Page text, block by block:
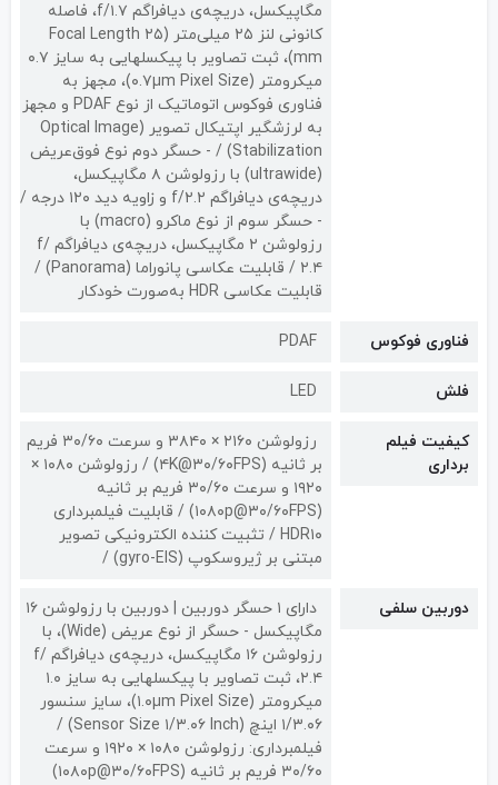
مگاپیکسل، دریچه‌ی دیافراگم f/۱.۷، فاصله
کانونی لنز ۲۵ میلی‌متر (Focal Length ۲۵
mm)، ثبت تصاویر با پیکسل‎هایی به سایز ۰.۷
میکرومتر (۰.۷µm Pixel Size)، مجهز به
فناوری فوکوس اتوماتیک از نوع PDAF و مجهز
به لرزشگیر اپتیکال تصویر (Optical Image
Stabilization) / - حسگر دوم نوع فوق‌عریض
(ultrawide) با رزولوشن ۸ مگاپیکسل،
دریچه‌ی دیافراگم f/۲.۲ و زاویه دید ۱۲۰ درجه /
- حسگر سوم از نوع ماکرو (macro) با
رزولوشن ۲ مگاپیکسل، دریچه‌ی دیافراگم f/
۲.۴ / قابلیت عکاسی پانوراما (Panorama) /
قابلیت عکاسی HDR به‌صورت خودکار
فناوری فوکوس PDAF
فلش LED
کیفیت فیلم
برداری
رزولوشن ۲۱۶۰ × ۳۸۴۰ و سرعت ۳۰/۶۰ فریم
بر ثانیه (۴K@۳۰/۶۰FPS) / رزولوشن ۱۰۸۰ ×
۱۹۲۰ و سرعت ۳۰/۶۰ فریم بر ثانیه
(۱۰۸۰p@۳۰/۶۰FPS) / قابلیت فیلمبرداری
HDR۱۰ / تثبیت کننده الکترونیکی تصویر
مبتنی بر ژیروسکوپ (gyro-EIS) /
دوربین سلفی
دارای ۱ حسگر دوربین | دوربین‌ با رزولوشن ۱۶
مگاپیکسل - حسگر از نوع عریض (Wide)، با
رزولوشن ۱۶ مگاپیکسل، دریچه‌ی دیافراگم f/
۲.۴، ثبت تصاویر با پیکسل‎هایی به سایز ۱.۰
میکرومتر (۱.۰µm Pixel Size)، سایز سنسور
۱/۳.۰۶ اینچ (Sensor Size ۱/۳.۰۶ Inch) /
فیلمبرداری: رزولوشن ۱۰۸۰ × ۱۹۲۰ و سرعت
۳۰/۶۰ فریم بر ثانیه (۱۰۸۰p@۳۰/۶۰FPS)